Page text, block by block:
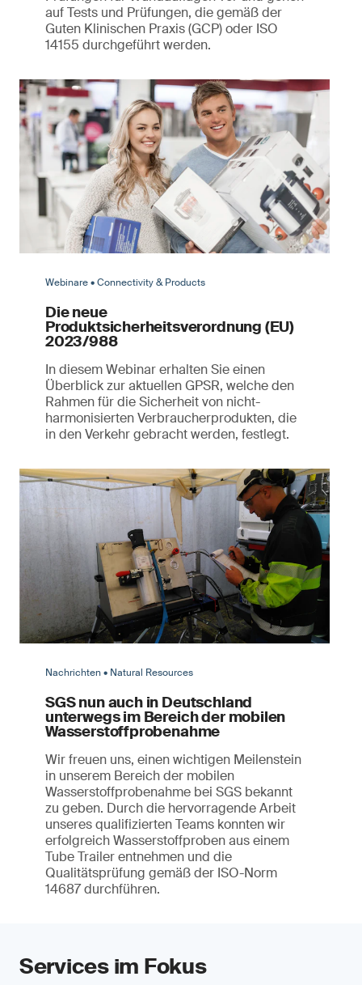
auf Tests und Prüfungen, die gemäß der
Guten Klinischen Praxis (GCP) oder ISO
14155 durchgeführt werden.
Webinare • Connectivity & Products
Die neue
Produktsicherheitsverordnung (EU)
2023/988
In diesem Webinar erhalten Sie einen
Überblick zur aktuellen GPSR, welche den
Rahmen für die Sicherheit von nicht-
harmonisierten Verbraucherprodukten, die
in den Verkehr gebracht werden, festlegt.
Nachrichten • Natural Resources
SGS nun auch in Deutschland
unterwegs im Bereich der mobilen
Wasserstoffprobenahme
Wir freuen uns, einen wichtigen Meilenstein
in unserem Bereich der mobilen
Wasserstoffprobenahme bei SGS bekannt
zu geben. Durch die hervorragende Arbeit
unseres qualifizierten Teams konnten wir
erfolgreich Wasserstoffproben aus einem
Tube Trailer entnehmen und die
Qualitätsprüfung gemäß der ISO-Norm
14687 durchführen.
Services im Fokus